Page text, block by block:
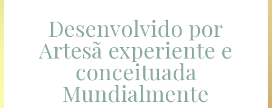
Desenvolvido por
Artesã experiente e
conceituada
Mundialmente